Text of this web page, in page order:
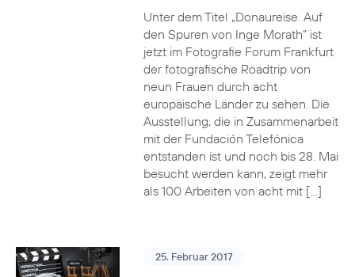
Unter dem Titel „Donaureise. Auf
den Spuren von Inge Morath“ ist
jetzt im Fotografie Forum Frankfurt
der fotografische Roadtrip von
neun Frauen durch acht
europäische Länder zu sehen. Die
Ausstellung, die in Zusammenarbeit
mit der Fundación Telefónica
entstanden ist und noch bis 28. Mai
besucht werden kann, zeigt mehr
als 100 Arbeiten von acht mit […]
25. Februar 2017